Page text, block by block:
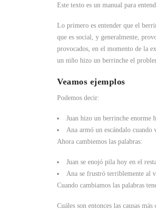
Este texto es un manual para
Lo primero es entender que el
que es social, y generalmente,
provocados, en el momento de la
un niño hizo un berrinche el
Veamos ejemplos
Podemos decir:
Juan hizo un berrinche enorme
Ana armó un escándalo
Ahora cambiemos las palabras:
Juan se enojó pila hoy en el
Ana se frustró terriblemente al
Cuando cambiamos las palabras
Cuáles son entonces las causas